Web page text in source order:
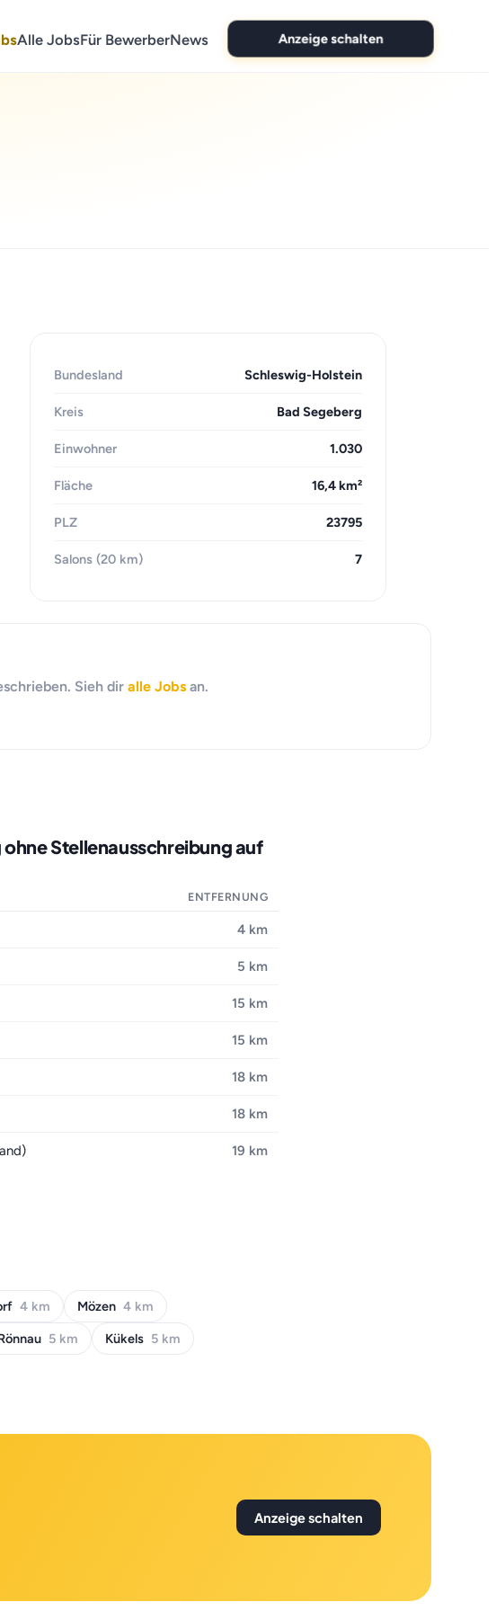
Alle JobsFür BewerberNews Anzeige schalten
Bundesland Schleswig-Holstein
Kreis Bad Segeberg
Einwohner 1.030
Fläche 16,4 km²
PLZ 23795
Salons (20 km) 7
Sieh dir alle Jobsan.
ohne Stellenausschreibung auf
ENTFERNUNG
4 km
5 km
15 km
15 km
18 km
18 km
19 km
4 km Mözen 4 km
5 km Kükels 5 km
Anzeige schalten